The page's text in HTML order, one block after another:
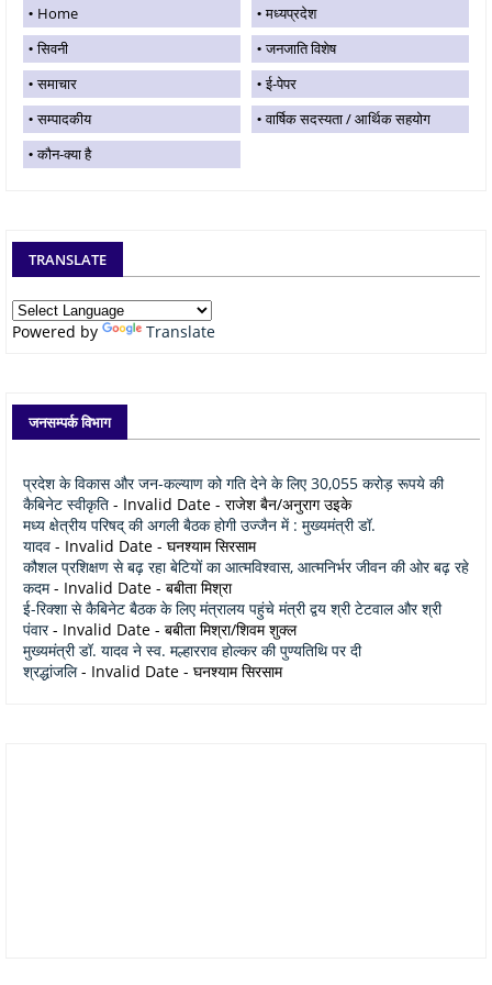
Home
मध्यप्रदेश
सिवनी
जनजाति विशेष
समाचार
ई-पेपर
सम्पादकीय
वार्षिक सदस्यता / आर्थिक सहयोग
कौन-क्या है
TRANSLATE
Powered by Translate
जनसम्पर्क विभाग
प्रदेश के विकास और जन-कल्याण को गति देने के लिए 30,055 करोड़ रूपये की
कैबिनेट स्वीकृति - Invalid Date - राजेश बैन/अनुराग उइके
मध्य क्षेत्रीय परिषद् की अगली बैठक होगी उज्जैन में : मुख्यमंत्री डॉ.
यादव - Invalid Date - घनश्याम सिरसाम
कौशल प्रशिक्षण से बढ़ रहा बेटियों का आत्मविश्वास, आत्मनिर्भर जीवन की ओर बढ़ रहे
कदम- Invalid Date - बबीता मिश्रा
ई-रिक्शा से कैबिनेट बैठक के लिए मंत्रालय पहुंचे मंत्री द्वय श्री टेटवाल और श्री
पंवार- Invalid Date - बबीता मिश्रा/शिवम शुक्ल
मुख्यमंत्री डॉ. यादव ने स्व. मल्हारराव होल्कर की पुण्यतिथि पर दी
श्रद्धांजलि- Invalid Date - घनश्याम सिरसाम